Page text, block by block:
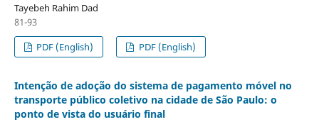
Tayebeh Rahim Dad
81-93
PDF (English)
PDF (English)
Intenção de adoção do sistema de pagamento móvel no
transporte público coletivo na cidade de São Paulo: o
ponto de vista do usuário final